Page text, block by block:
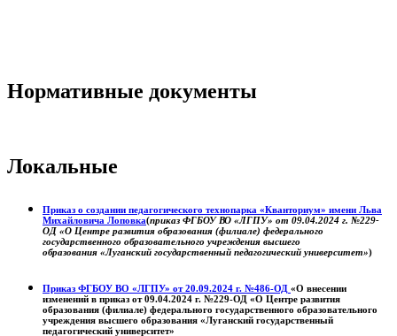
Нормативные документы
Локальные
Приказ о создании педагогического технопарка «Кванториум» имени Льва
Михайловича Лоповка(приказ ФГБОУ ВО «ЛГПУ» от 09.04.2024 г. №229-
ОД «О Центре развития образования (филиале) федерального
государственного образовательного учреждения высшего
образования «Луганский государственный педагогический университет»)
Приказ ФГБОУ ВО «ЛГПУ» от 20.09.2024 г. №486-ОД «О внесении
изменений в приказ от 09.04.2024 г. №229-ОД «О Центре развития
образования (филиале) федерального государственного образовательного
учреждения высшего образования «Луганский государственный
педагогический университет»